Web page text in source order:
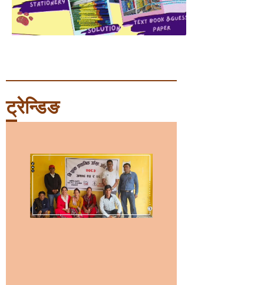
ट्रेन्डिङ